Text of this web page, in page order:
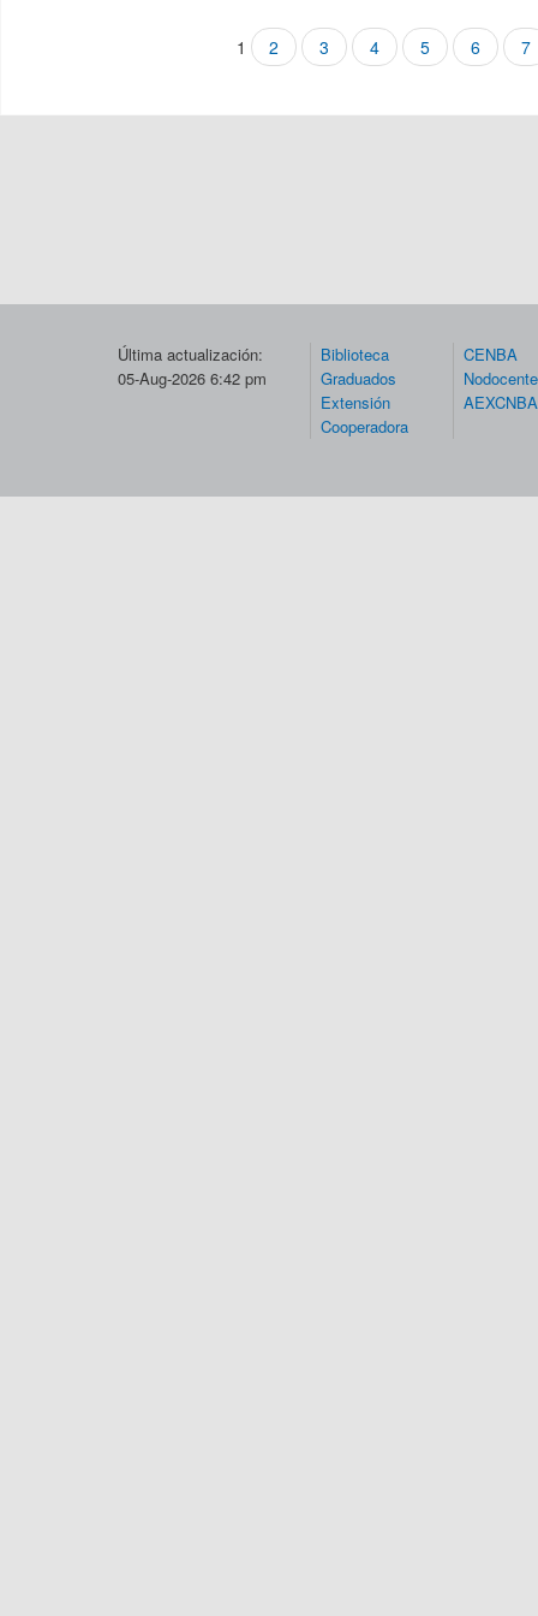
1 2 3 4 5 6 7
Última actualización:
05-Aug-2026 6:42 pm
Biblioteca
Graduados
Extensión
Cooperadora
CENBA
AEXCNBA